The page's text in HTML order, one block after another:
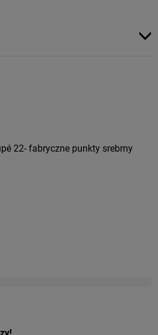
22- fabryczne punkty srebrny